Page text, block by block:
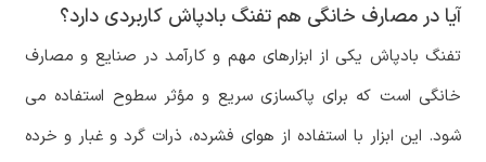
آیا در مصارف خانگی هم تفنگ بادپاش کاربردی دارد؟
تفنگ بادپاش یکی از ابزارهای مهم و کارآمد در صنایع و مصارف
خانگی است که برای پاکسازی سریع و مؤثر سطوح استفاده می
شود. این ابزار با استفاده از هوای فشرده، ذرات گرد و غبار و خرده